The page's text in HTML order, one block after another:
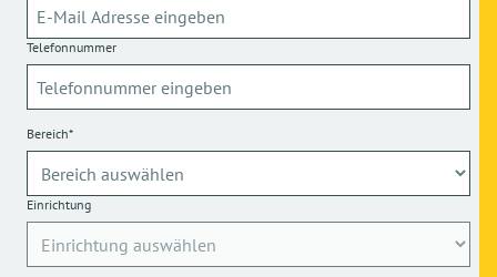
Telefonnummer
Bereich*
Einrichtung